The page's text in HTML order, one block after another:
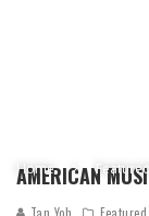
Home
AMERICAN